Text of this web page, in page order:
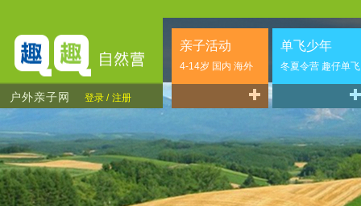
亲子活动
4-14岁 国内 海外
单飞少年
冬夏令营 趣仔单飞
户外亲子网 登录 / 注册